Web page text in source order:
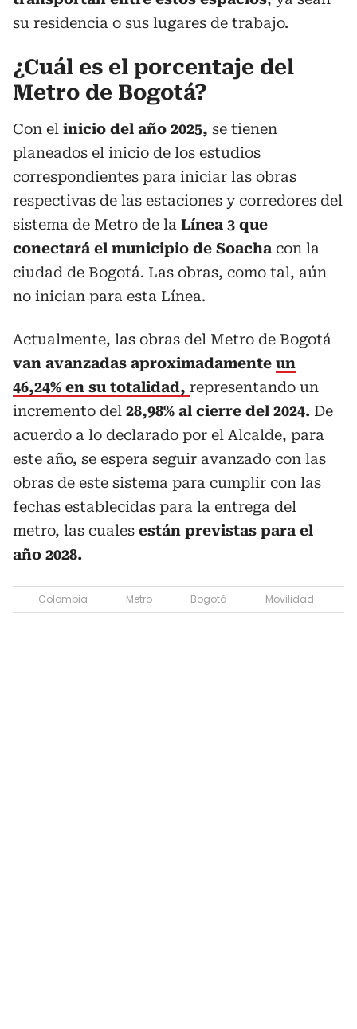
su residencia o sus lugares de trabajo.
¿Cuál es el porcentaje del
Metro de Bogotá?
Con el inicio del año 2025, se tienen
planeados el inicio de los estudios
correspondientes para iniciar las obras
respectivas de las estaciones y corredores del
sistema de Metro de la Línea 3 que
conectará el municipio de Soacha con la
ciudad de Bogotá. Las obras, como tal, aún
no inician para esta Línea.
Actualmente, las obras del Metro de Bogotá
van avanzadas aproximadamente un
46,24% en su totalidad, representando un
incremento del 28,98% al cierre del 2024. De
acuerdo a lo declarado por el Alcalde, para
este año, se espera seguir avanzado con las
obras de este sistema para cumplir con las
fechas establecidas para la entrega del
metro, las cuales están previstas para el
año 2028.
Colombia Metro Bogotá Movilidad